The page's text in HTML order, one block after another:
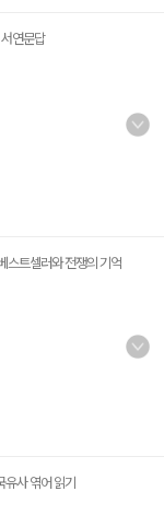
연문답
스트셀러와 전쟁의 기억
사 엮어 읽기